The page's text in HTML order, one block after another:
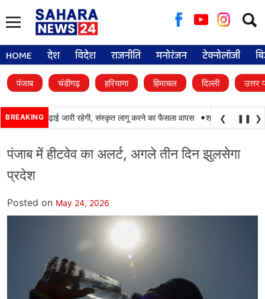
for:
HOME देश विदेश राजनीति मनोरंजन टेक्नोलॉजी
पंजाब चंडीगढ़ हरियाणा हिमाचल दिल्ली उत्तर
BREAKING
पंजाबी की पढ़ाई जारी रहेगी, संस्कृत लागू करने का फैसला वापस • श्री गुरु हरिकृष्ण
❮ ❚❚ ❯
पंजाब में हीटवेव का अलर्ट, अगले तीन दिन झुलसेगा
प्रदेश
Posted on May 24, 2026